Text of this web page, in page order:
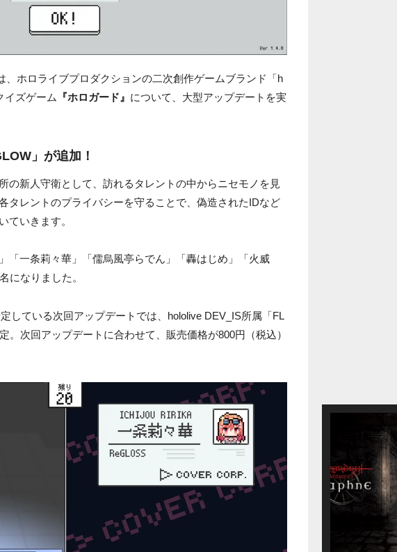
、ホロライブプロダクションの二次創作ゲームブランド「h
イズゲーム
『ホロガード』 について、大型アップデートを実
」が追加！
の新人守衛として、訪れるタレントの中からニセモノを見
タレントのプライバシーを守ることで、偽造されたIDなど
ていきます。
「一条莉々華」「儒烏風亭らでん」「轟はじめ」「火威
になりました。
している次回アップデートでは、hololive DEV_IS所属「FL
。次回アップデートに合わせて、販売価格が800円（税込）